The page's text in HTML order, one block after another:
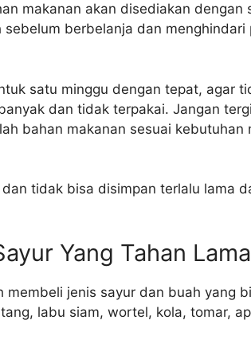
makanan akan disediakan dengan
berbelanja dan menghindari
satu minggu dengan tepat, agar
dan tidak terpakai. Jangan
bahan makanan sesuai kebutuhan
tidak bisa disimpan terlalu lama
Yang Tahan Lama
jenis sayur dan buah yang
labu siam, wortel, kola, tomar,